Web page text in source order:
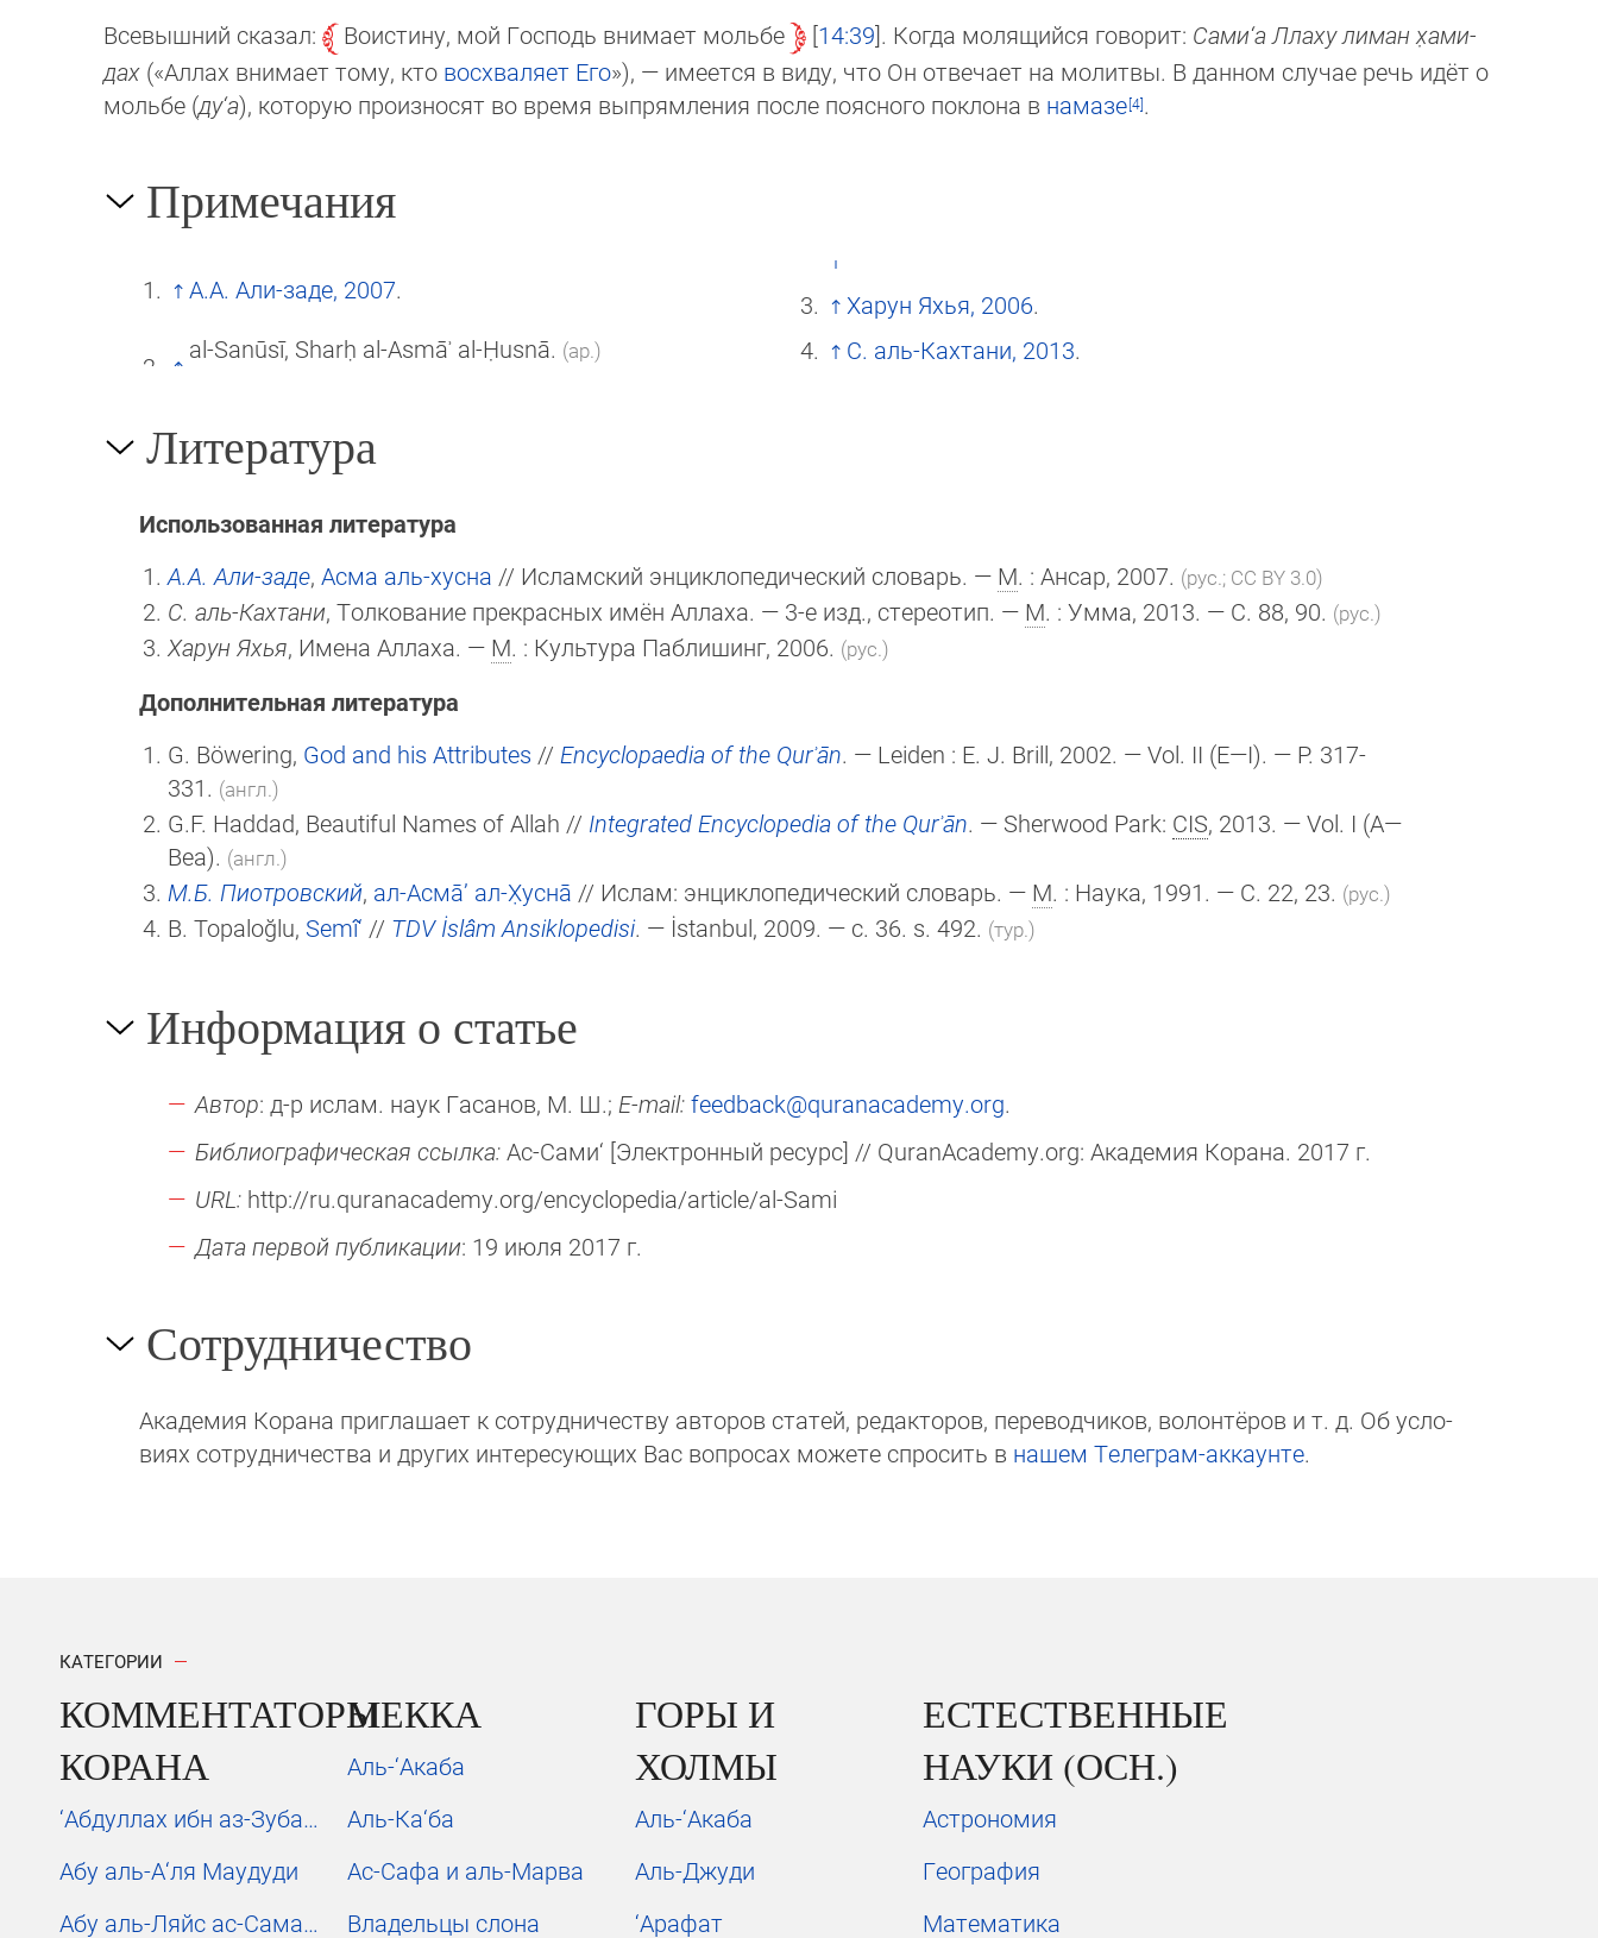
Всевышний сказал:
Воистину, мой Господь внимает мольбе 14:39 . Когда молящийся говорит: Сами‘а Ллаху лиман х̣а­ми­
дах («Аллах внимает тому, кто восхваляет Его»), — имеется в виду, что Он отвечает на молитвы. В данном случае речь идёт о
мольбе (ду‘а), которую произносят во время выпрямления после поясного поклона в намазе .
Примечания
А.А. Али-заде, 2007.
al-Sanūsī, Sharḥ al-Asmāʾ al-Ḥusnā. (ар.)
Харун Яхья, 2006.
С. аль-Кахтани, 2013.
Литература
Использованная литература
А.А. Али-заде, Асма аль-хусна // Исламский энциклопедический словарь. — М. : Ансар, 2007. (рус.; CC BY 3.0)
С. аль-Кахтани, Толкование прекрасных имён Аллаха. — 3-е изд., стереотип. — М. : Умма, 2013. — С. 88, 90. (рус.)
Харун Яхья, Имена Аллаха. — М. : Культура Паблишинг, 2006. (рус.)
Дополнительная литература
G. Böwering, God and his Attributes // Encyclopaedia of the Qurʾān. — Leiden : E. J. Brill, 2002. — Vol. II (E—I). — P. 317-
331. (англ.)
G.F. Haddad, Beautiful Names of Allah // Integrated Encyclopedia of the Qurʾān. — Sherwood Park: CIS, 2013. — Vol. I (A—
Bea). (англ.)
М.Б. Пиотровский, ал-Асма̄’ ал-Х̣усна̄ // Ислам: энциклопедический словарь. — М. : Наука, 1991. — С. 22, 23. (рус.)
B. Topaloğlu, Semî‘ // TDV İslâm Ansiklopedisi. — İstanbul, 2009. — c. 36. s. 492. (тур.)
Информация о статье
Автор: д-р ислам. наук Гасанов, М. Ш.; E-mail:feedback@quranacademy.org.
Библиографическая ссылка:Ас-Сами‘ [Электронный ресурс] // QuranAcademy.org: Академия Корана. 2017 г.
URL: http://ru.quranacademy.org/encyclopedia/article/al-Sami
Дата первой публикации: 19 июля 2017 г.
Сотрудничество
Академия Корана при­гла­ша­ет к сотруд­ни­чест­ву авторов статей, редакто­ров, пере­вод­чи­ков, волон­тёров и т. д. Об ус­ло­
виях сотрудни­чест­ва и других интере­сую­щих Вас вопросах мо­же­те спросить в на­шем Те­ле­грам-ак­каунте.
КАТЕГОРИИ
КОММЕНТАТОРЫ
КОРАНА
‘Абдуллах ибн аз-Зубайр
Абу аль-А‘ля Маудуди
Абу аль-Ляйс ас-Самарканди
МЕККА
Аль-‘Акаба
Аль-Ка‘ба
Ас-Сафа и аль-Марва
Владельцы слона
ГОРЫ И
ХОЛМЫ
Аль-‘Акаба
Аль-Джуди
‘Арафат
ЕСТЕСТВЕННЫЕ
НАУКИ (ОСН.)
Астрономия
География
Математика